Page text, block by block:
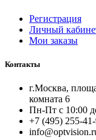
Регистрация
Личный
Мои заказы
Контакты
г.Москва,
комната 6
Пн-Пт с 10:00
+7 (495) 255-41-